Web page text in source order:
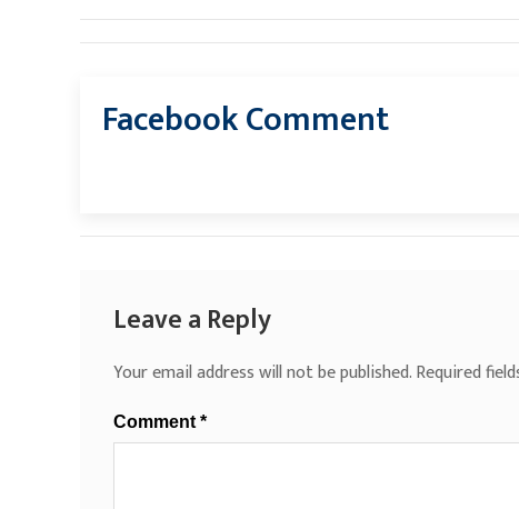
Facebook Comment
Leave a Reply
Your email address will not be published.Required
Comment *